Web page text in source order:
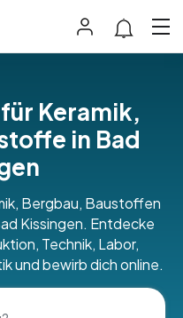
Keramik,
in Bad
Bergbau, Baustoffen
Kissingen. Entdecke
Technik, Labor,
und bewirb dich online.